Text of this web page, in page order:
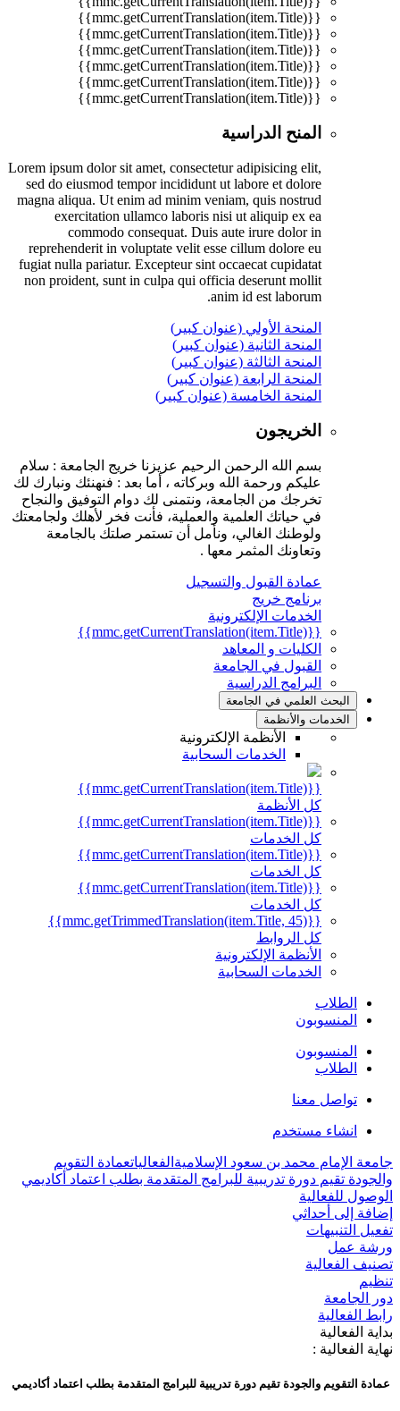
{{mmc.getCurrentTranslation(item.Title)}}
{{mmc.getCurrentTranslation(item.Title)}}
{{mmc.getCurrentTranslation(item.Title)}}
{{mmc.getCurrentTranslation(item.Title)}}
{{mmc.getCurrentTranslation(item.Title)}}
{{mmc.getCurrentTranslation(item.Title)}}
المنح الدراسية
Lorem ipsum dolor sit amet, consectetur adipisicing elit,
sed do eiusmod tempor incididunt ut labore et dolore
magna aliqua. Ut enim ad minim veniam, quis nostrud
exercitation ullamco laboris nisi ut aliquip ex ea
commodo consequat. Duis aute irure dolor in
reprehenderit in voluptate velit esse cillum dolore eu
fugiat nulla pariatur. Excepteur sint occaecat cupidatat
non proident, sunt in culpa qui officia deserunt mollit
anim id est laborum.
المنحة الأولي (عنوان كبير)
المنحة الثانية (عنوان كبير)
المنحة الثالثة (عنوان كبير)
المنحة الرابعة (عنوان كبير)
المنحة الخامسة (عنوان كبير)
الخريجون
بسم الله الرحمن الرحيم عزيزنا خريج الجامعة : سلام
عليكم ورحمة الله وبركاته ، أما بعد : فنهنئك ونبارك لك
تخرجك من الجامعة، ونتمنى لك دوام التوفيق والنجاح
في حياتك العلمية والعملية، فأنت فخر لأهلك ولجامعتك
ولوطنك الغالي، ونأمل أن تستمر صلتك بالجامعة
وتعاونك المثمر معها .
عمادة القبول والتسجيل
برنامج خريج
الخدمات الإلكترونية
{{mmc.getCurrentTranslation(item.Title)}}
الكليات و المعاهد
القبول في الجامعة
البرامج الدراسية
البحث العلمي في الجامعة
الخدمات والأنظمة
الأنظمة الإلكترونية
الخدمات السحابية
{{mmc.getCurrentTranslation(item.Title)}}
كل الأنظمة
{{mmc.getCurrentTranslation(item.Title)}}
كل الخدمات
{{mmc.getCurrentTranslation(item.Title)}}
كل الخدمات
{{mmc.getCurrentTranslation(item.Title)}}
كل الخدمات
{{mmc.getTrimmedTranslation(item.Title, 45)}}
كل الروابط
الأنظمة الإلكترونية
الخدمات السحابية
الطلاب
المنسوبون
المنسوبون
الطلاب
تواصل معنا
انشاء مستخدم
جامعة الإمام محمد بن سعود الإسلامية الفعالياتعمادة التقويم
والجودة تقيم دورة تدريبية للبرامج المتقدمة بطلب اعتماد أكاديمي
الوصول للفعالية
إضافة إلى أحداثي
تفعيل التنبيهات
ورشة عمل
تصنيف الفعالية
تنظيم
دور الجامعة
رابط الفعالية
بداية الفعالية
نهاية الفعالية :
عمادة التقويم والجودة تقيم دورة تدريبية للبرامج المتقدمة بطلب اعتماد أكاديمي